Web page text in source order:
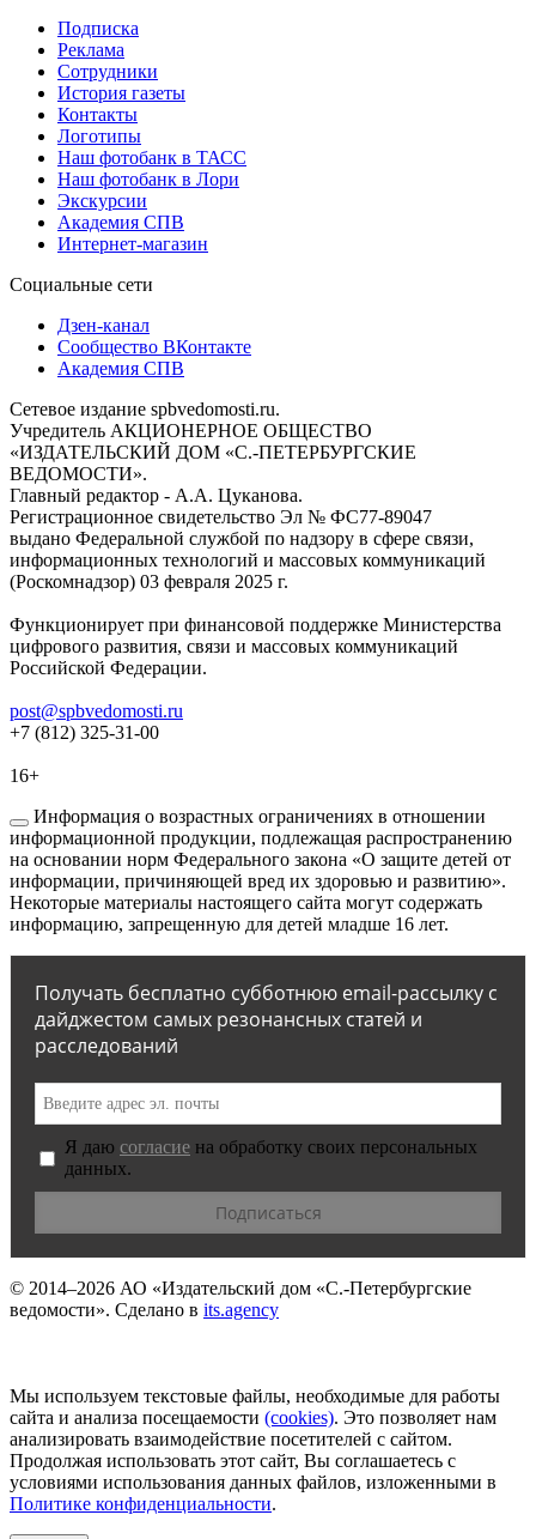
Подписка
Реклама
Сотрудники
История газеты
Контакты
Логотипы
Наш фотобанк в ТАСС
Наш фотобанк в Лори
Экскурсии
Академия СПВ
Интернет-магазин
Социальные сети
Дзен-канал
Сообщество ВКонтакте
Академия СПВ
Сетевое издание spbvedomosti.ru.
Учредитель АКЦИОНЕРНОЕ ОБЩЕСТВО
«ИЗДАТЕЛЬСКИЙ ДОМ «С.-ПЕТЕРБУРГСКИЕ
ВЕДОМОСТИ».
Главный редактор - А.А. Цуканова.
Регистрационное свидетельство Эл № ФС77-89047
выдано Федеральной службой по надзору в сфере связи,
информационных технологий и массовых коммуникаций
(Роскомнадзор) 03 февраля 2025 г.
Функционирует при финансовой поддержке Министерства
цифрового развития, связи и массовых коммуникаций
Российской Федерации.
post@spbvedomosti.ru
+7 (812) 325-31-00
16+
Информация о возрастных ограничениях в отношении
информационной продукции, подлежащая распространению
на основании норм Федерального закона «О защите детей от
информации, причиняющей вред их здоровью и развитию».
Некоторые материалы настоящего сайта могут содержать
информацию, запрещенную для детей младше 16 лет.
Получать бесплатно субботнюю email-рассылку с
дайджестом самых резонансных статей и
расследований
Я даю согласие на обработку своих персональных
данных.
© 2014–2026 АО «Издательский дом «С.-Петербургские
ведомости». Сделано в its.agency
Мы используем текстовые файлы, необходимые для работы
сайта и анализа посещаемости (сookies). Это позволяет нам
анализировать взаимодействие посетителей с сайтом.
Продолжая использовать этот сайт, Вы соглашаетесь с
условиями использования данных файлов, изложенными в
Политике конфиденциальности.